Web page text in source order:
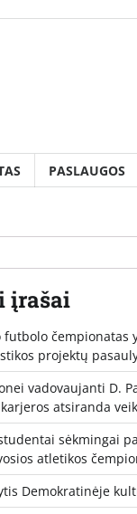
PASLAUGOS
įrašai
futbolo čempionatas
projektų
vadovaujanti D.
atsiranda
studentai sėkmingai
atletikos
Demokratinėje